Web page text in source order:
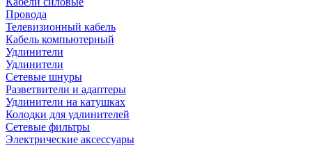
Провода
Телевизионный кабель
Кабель компьютерный
Удлинители
Удлинители
Сетевые шнуры
Разветвители и адаптеры
Удлинители на катушках
Колодки для удлинителей
Сетевые фильтры
Электрические аксессуары